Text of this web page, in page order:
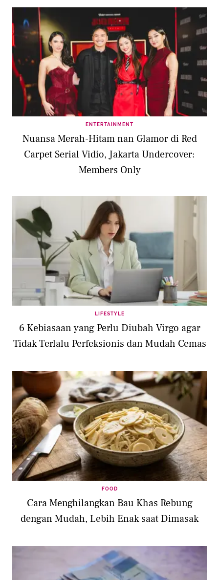
ENTERTAINMENT
Nuansa Merah-Hitam nan Glamor di Red
Carpet Serial Vidio, Jakarta Undercover:
Members Only
LIFESTYLE
6 Kebiasaan yang Perlu Diubah Virgo agar
Tidak Terlalu Perfeksionis dan Mudah Cemas
FOOD
Cara Menghilangkan Bau Khas Rebung
dengan Mudah, Lebih Enak saat Dimasak